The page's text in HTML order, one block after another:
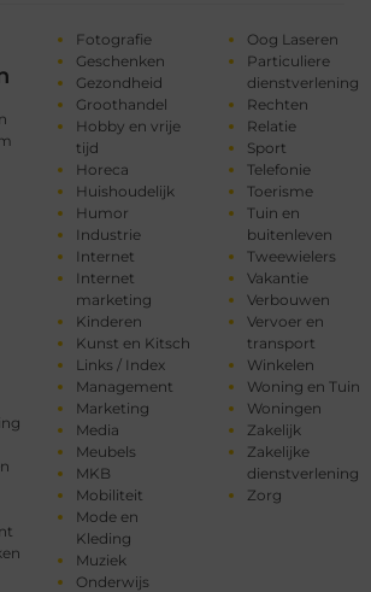
Fotografie
Geschenken
Gezondheid
Groothandel
Hobby en vrije
tijd
Horeca
Huishoudelijk
Humor
Industrie
Internet
Internet
marketing
Kinderen
Kunst en Kitsch
Links / Index
Management
Marketing
Media
Meubels
MKB
Mobiliteit
Mode en
Kleding
Muziek
Onderwijs
Oog Laseren
Particuliere
dienstverlening
Rechten
Relatie
Sport
Telefonie
Toerisme
Tuin en
buitenleven
Tweewielers
Vakantie
Verbouwen
Vervoer en
transport
Winkelen
Woning en Tuin
Woningen
Zakelijk
Zakelijke
dienstverlening
Zorg